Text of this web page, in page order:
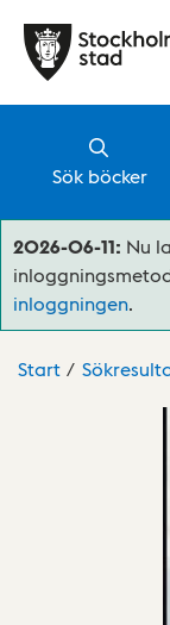
Sök böcker
2026-06-11: Nu
inloggningen.
Start